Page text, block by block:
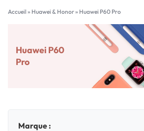
Accueil » Huawei & Honor» Huawei P60 Pro
Huawei P60
Pro
Marque :